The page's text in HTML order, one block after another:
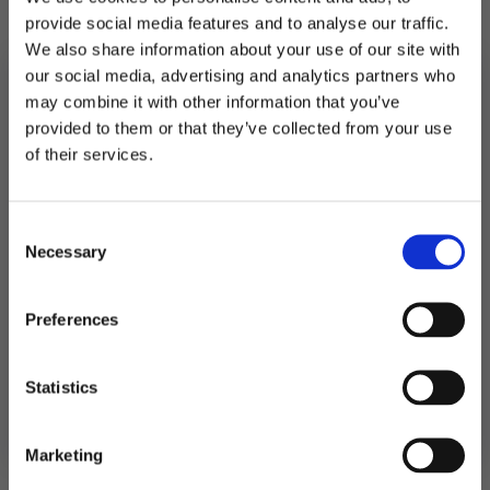
provide social media features and to analyse our traffic.
We also share information about your use of our site with
our social media, advertising and analytics partners who
may combine it with other information that you’ve
provided to them or that they’ve collected from your use
of their services.
Selection
Necessary
Preferences
Statistics
Marketing
På lager
Invitasjoner
bursdag,
Kpop
Demon
Hunters
-
LEGG I HANDLEKURV
Produktnummer: 109175
MELD DEG PÅ NYHETSBREVET